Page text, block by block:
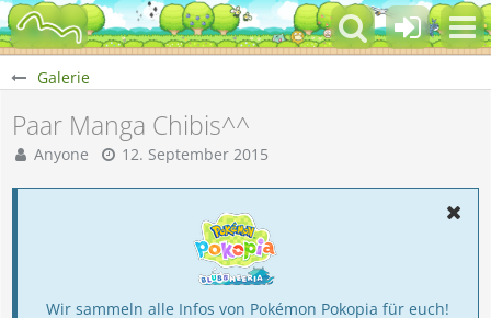
Galerie
Paar Manga Chibis^^
Anyone 12. September 2015
Wir sammeln alle Infos von Pokémon Pokopia für euch!